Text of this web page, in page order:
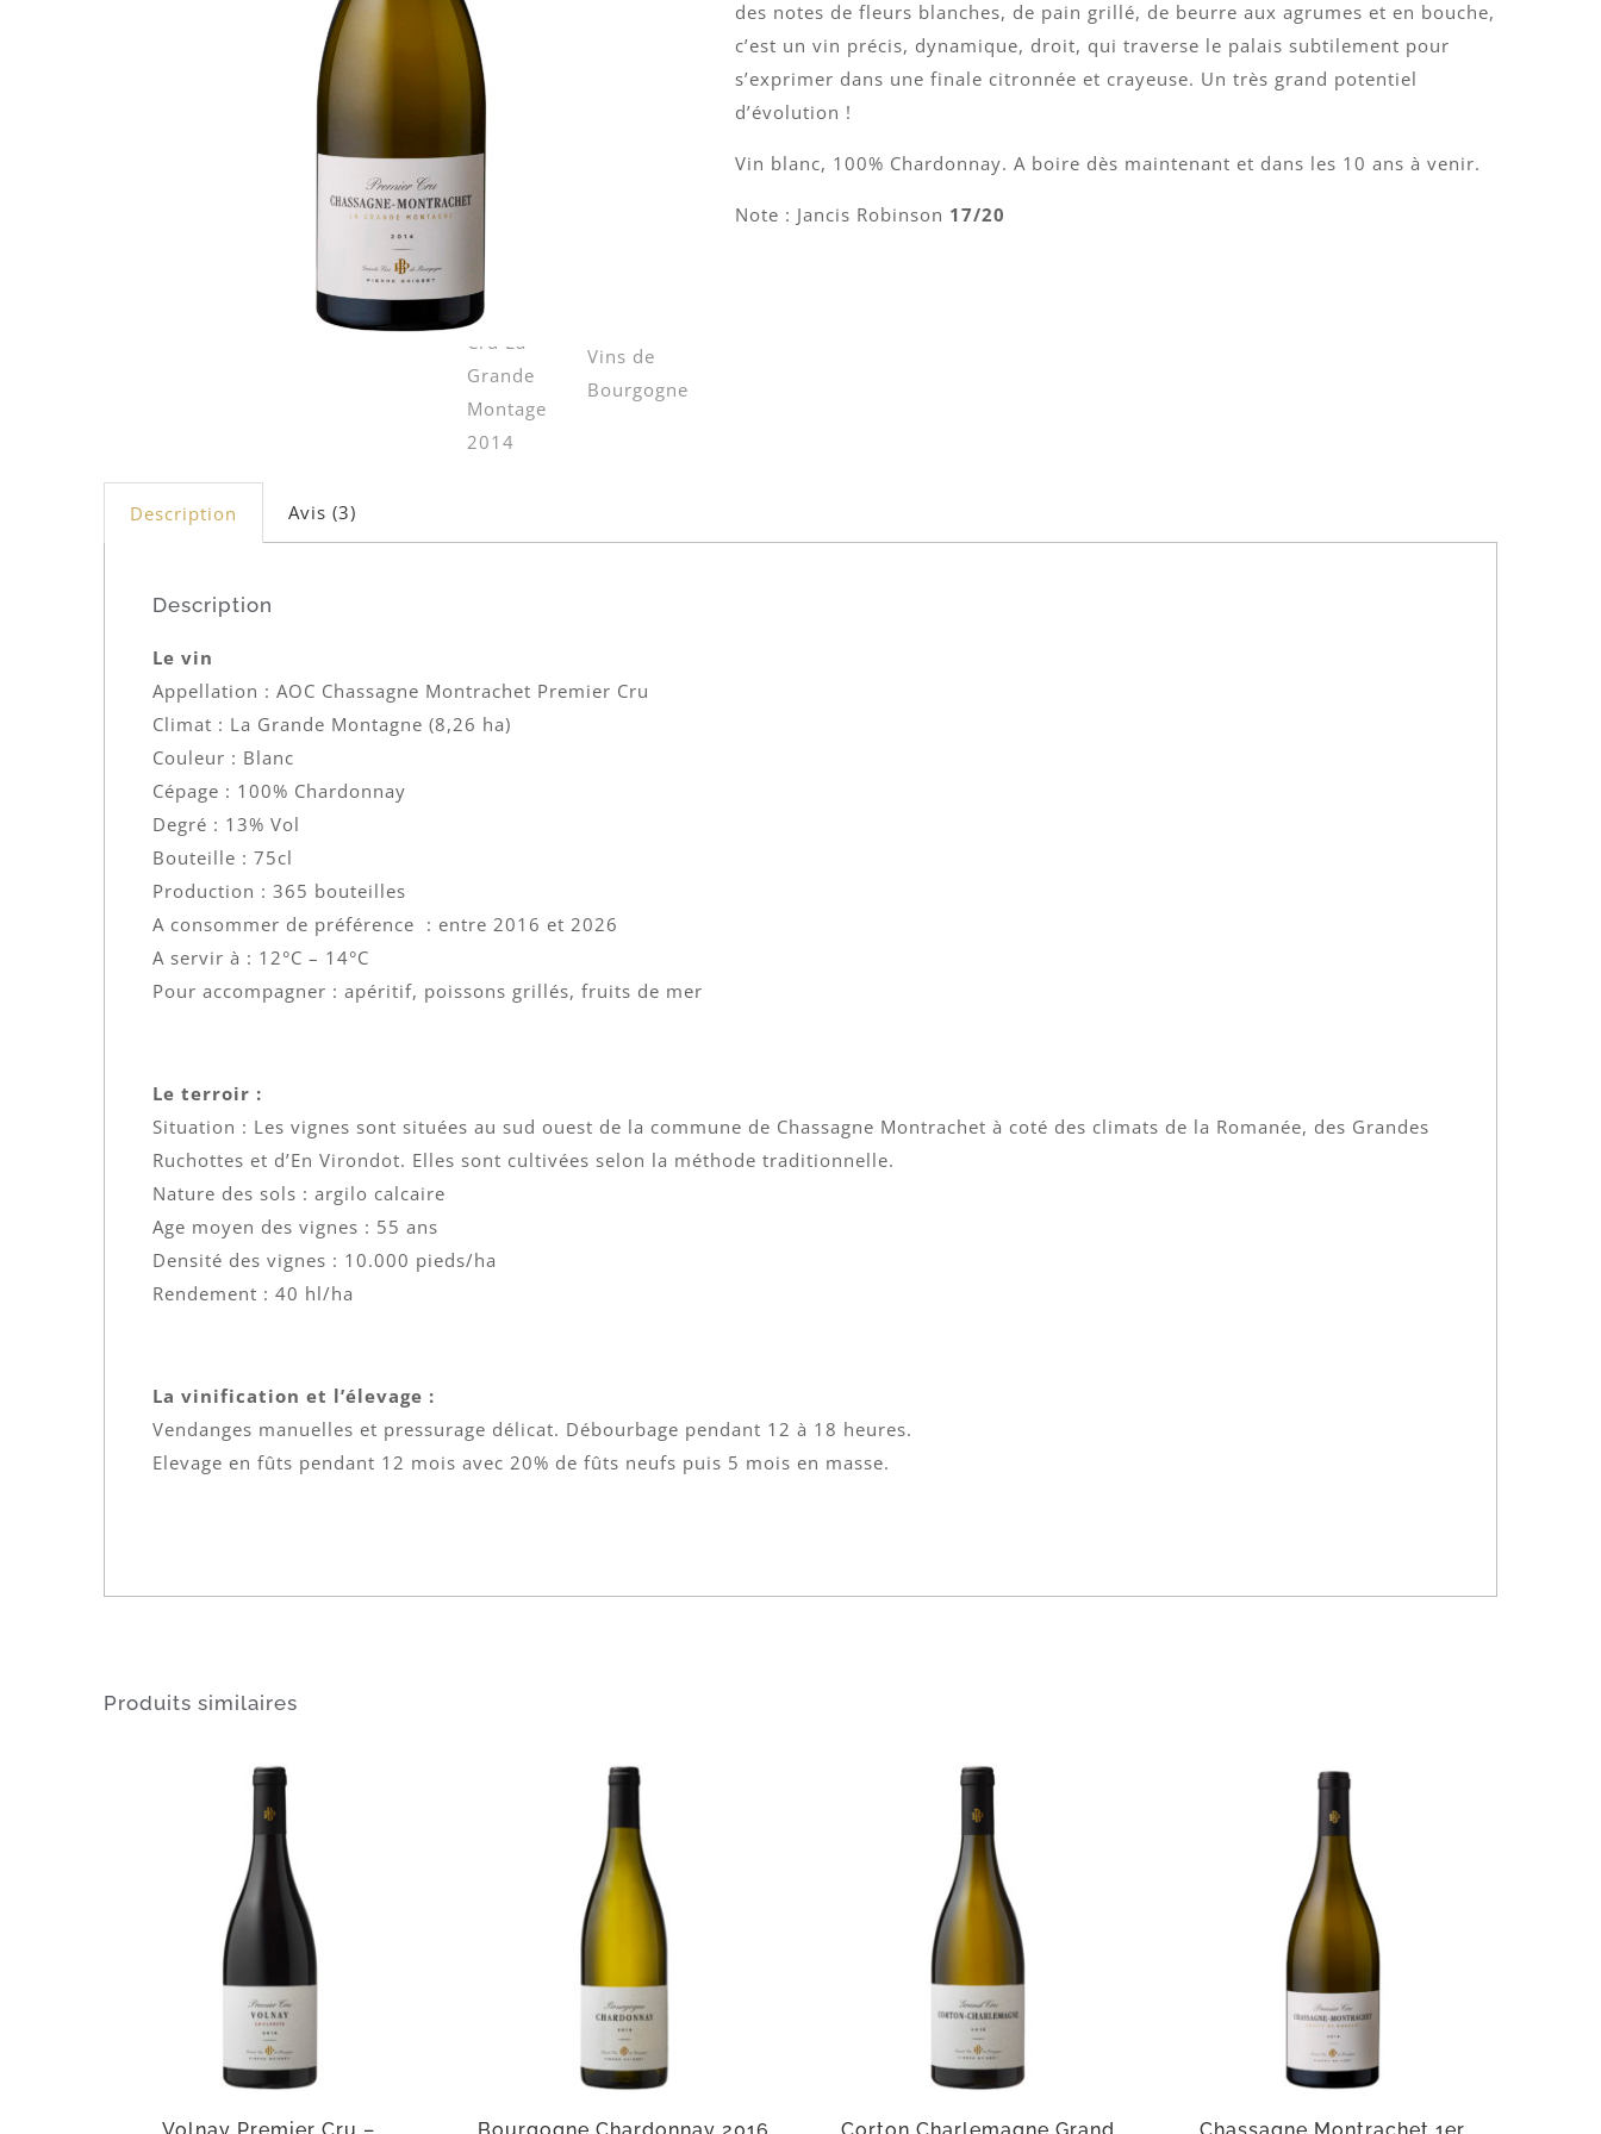
des notes de fleurs blanches, de pain grillé, de beurre aux agrumes et en bouche,
c’est un vin précis, dynamique, droit, qui traverse le palais subtilement pour
s’exprimer dans une finale citronnée et crayeuse. Un très grand potentiel
d’évolution !
Vin blanc, 100% Chardonnay. A boire dès maintenant et dans les 10 ans à venir.
Note : Jancis Robinson 17/20
Description Avis (3)
Description
Le vin
Appellation : AOC Chassagne Montrachet Premier Cru
Climat : La Grande Montagne (8,26 ha)
Couleur : Blanc
Cépage : 100% Chardonnay
Degré : 13% Vol
Bouteille : 75cl
Production : 365 bouteilles
A consommer de préférence : entre 2016 et 2026
A servir à : 12°C – 14°C
Pour accompagner : apéritif, poissons grillés, fruits de mer
Le terroir :
Situation : Les vignes sont situées au sud ouest de la commune de Chassagne Montrachet à coté des climats de la Romanée, des Grandes
Ruchottes et d’En Virondot. Elles sont cultivées selon la méthode traditionnelle.
Nature des sols : argilo calcaire
Age moyen des vignes : 55 ans
Densité des vignes : 10.000 pieds/ha
Rendement : 40 hl/ha
La vinification et l’élevage :
Vendanges manuelles et pressurage délicat. Débourbage pendant 12 à 18 heures.
Elevage en fûts pendant 12 mois avec 20% de fûts neufs puis 5 mois en masse.
Produits similaires